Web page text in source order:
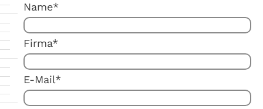
Name*
Firma*
E-Mail*